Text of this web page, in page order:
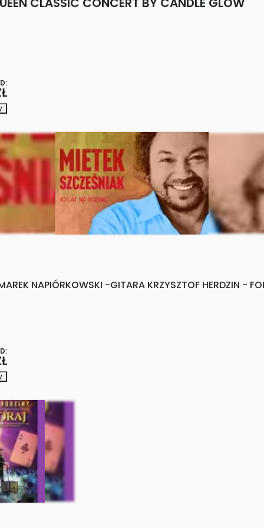
NAPIÓRKOWSKI -GITARA KRZYSZTOF HERDZIN -